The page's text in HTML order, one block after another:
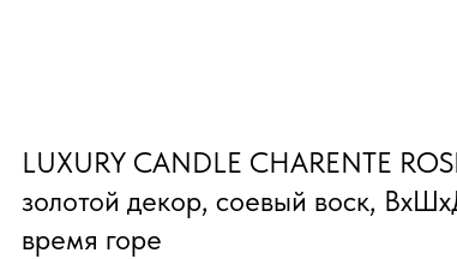
LUXURY CANDLE CHARENTE
золотой декор, соевый воск,
время горе